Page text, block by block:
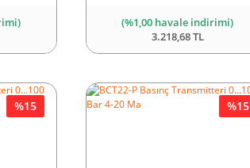
(%1,00 havale indirimi)
3.218,68 TL
%15 %15